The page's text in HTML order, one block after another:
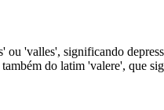
'valles', significando
do latim 'valere', que